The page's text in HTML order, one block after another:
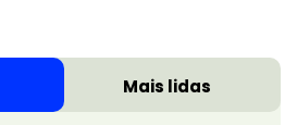
Mais lidas